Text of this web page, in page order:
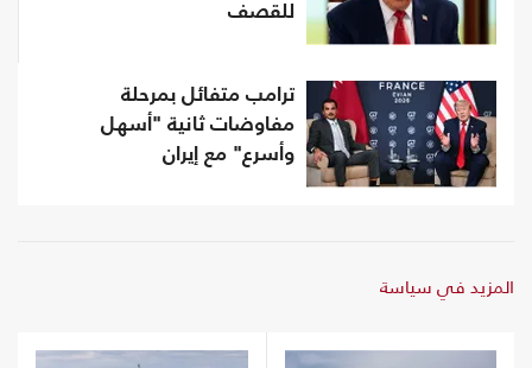
للقصف
ترامب متفائل بمرحلة
مفاوضات ثانية "أسهل
وأسرع" مع إيران
المزيد في سياسة